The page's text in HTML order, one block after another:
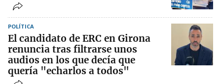
POLÍTICA
El candidato de ERC en Girona
renuncia tras filtrarse unos
audios en los que decía que
quería "echarlos a todos"